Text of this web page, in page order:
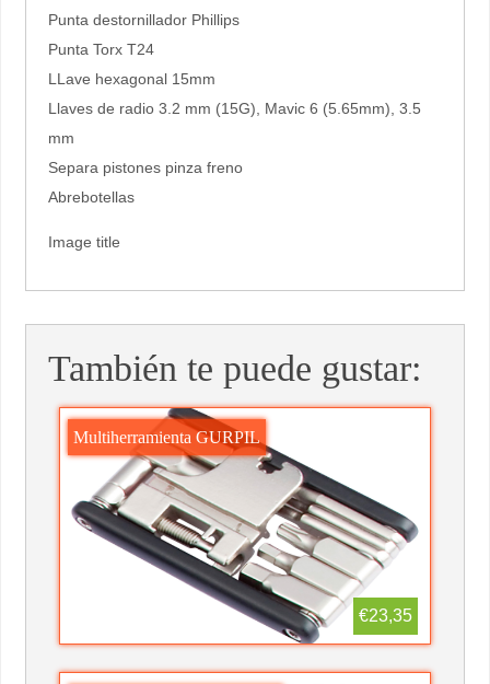
Punta destornillador Phillips
Punta Torx T24
LLave hexagonal 15mm
Llaves de radio 3.2 mm (15G), Mavic 6 (5.65mm), 3.5
mm
Separa pistones pinza freno
Abrebotellas
Image title
También te puede gustar:
Multiherramienta GURPIL
€23,35